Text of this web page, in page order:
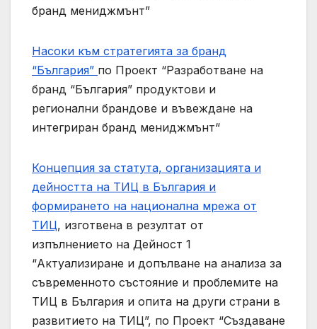
бранд мениджмънт”
Насоки към стратегията за бранд
“България” по Проект “Разработване на
бранд “България” продуктови и
регионални брандове и въвеждане на
интегриран бранд мениджмънт“
Концепция за статута, организацията и
дейността на ТИЦ в България и
формирането на национална мрежа от
ТИЦ, изготвена в резултат от
изпълнението на Дейност 1
“Актуализиране и допълване на анализа за
съвременното състояние и проблемите на
ТИЦ в България и опита на други страни в
развитието на ТИЦ”, по Проект “Създаване